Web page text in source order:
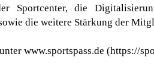
Sportcenter, die
die weitere Stärkung der
www.sportspass.de (https://